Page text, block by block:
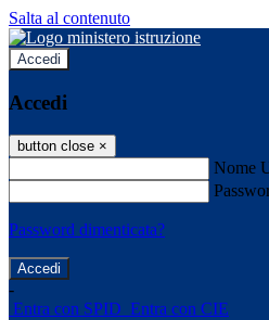
Salta al contenuto
Accedi
Accedi
button close ×
Nome
Password dimenticata?
-
Entra con SPID Entra con CIE